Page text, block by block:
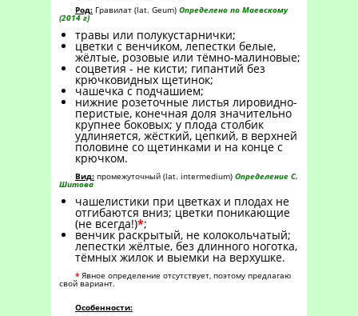
Род: Гравилат (lat. Geum) Определено по Маевскому
(2014 г)
травы или полукустарнички;
цветки с венчиком, лепестки белые,
жёлтые, розовые или тёмно-малиновые;
соцветия - не кисти; гипантий без
крючковидных щетинок;
чашечка с подчашием;
нижние розеточные листья лировидно-
перистые, конечная доля значительно
крупнее боковых; у плода столбик
удлиняется, жёсткий, цепкий, в верхней
половине со щетинками и на конце с
крючком.
Вид: промежуточный (lat. intermedium) Определение С.
Шитова
чашелистики при цветках и плодах не
отгибаются вниз; цветки поникающие
(не всегда!)*;
венчик раскрытый, не колокольчатый;
лепестки жёлтые, без длинного ноготка,
тёмных жилок и выемки на верхушке.
* Явное определение отсутствует, поэтому предлагаю
свой вариант.
Особенности: